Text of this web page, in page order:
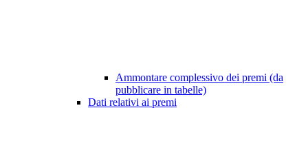
Ammontare complessivo dei premi (da
pubblicare in tabelle)
Dati relativi ai premi